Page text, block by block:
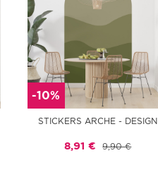
-10%
STICKERS ARCHE - DESIGN
8,91 € 9,90 €